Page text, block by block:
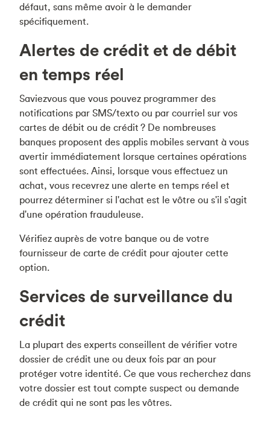
défaut, sans même avoir à le demander
spécifiquement.
Alertes de crédit et de débit
en temps réel
Saviezvous que vous pouvez programmer des
notifications par SMS/texto ou par courriel sur vos
cartes de débit ou de crédit ? De nombreuses
banques proposent des applis mobiles servant à vous
avertir immédiatement lorsque certaines opérations
sont effectuées. Ainsi, lorsque vous effectuez un
achat, vous recevrez une alerte en temps réel et
pourrez déterminer si l'achat est le vôtre ou s'il s'agit
d'une opération frauduleuse.
Vérifiez auprès de votre banque ou de votre
fournisseur de carte de crédit pour ajouter cette
option.
Services de surveillance du
crédit
La plupart des experts conseillent de vérifier votre
dossier de crédit une ou deux fois par an pour
protéger votre identité. Ce que vous recherchez dans
votre dossier est tout compte suspect ou demande
de crédit qui ne sont pas les vôtres.